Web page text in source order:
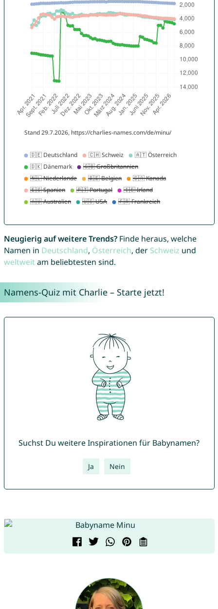
Neugierig auf weitere Trends?Finde heraus, welche
Namen in Deutschland, Österreich, der Schweiz und
weltweitam beliebtesten sind.
Namens-Quiz mit Charlie – Starte jetzt!
Suchst Du weitere Inspirationen für Babynamen?
Ja Nein